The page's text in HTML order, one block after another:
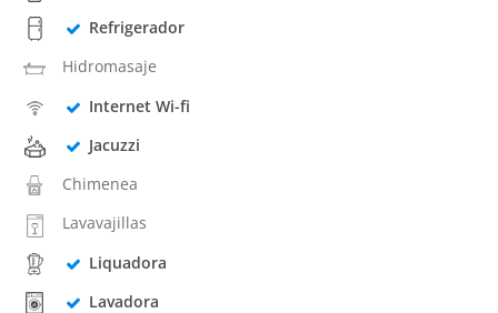
Refrigerador
Hidromasaje
Internet Wi-fi
Jacuzzi
Chimenea
Lavavajillas
Liquadora
Lavadora